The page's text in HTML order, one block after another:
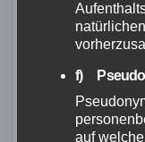
tragen,
f)
auf